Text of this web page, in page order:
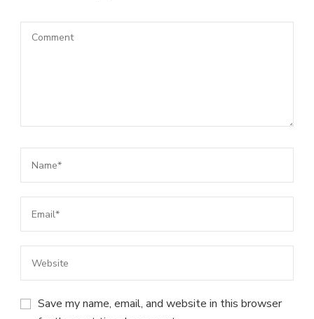
Save my name, email, and website in this browser